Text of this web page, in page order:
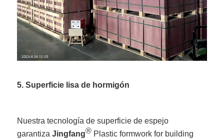
5. Superficie lisa de hormigón
Nuestra tecnología de superficie de espejo
garantizaJingfang® Plastic formwork for building